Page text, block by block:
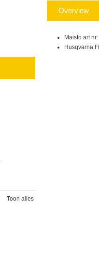
Overview
Maisto art nr:
Husqvarna
Toon alles